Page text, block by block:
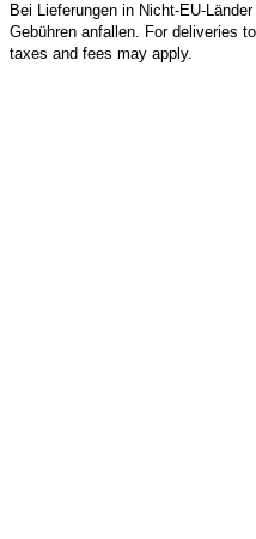
Bei Lieferungen in Nicht-EU-
Gebühren anfallen. For deliveries
taxes and fees may apply.